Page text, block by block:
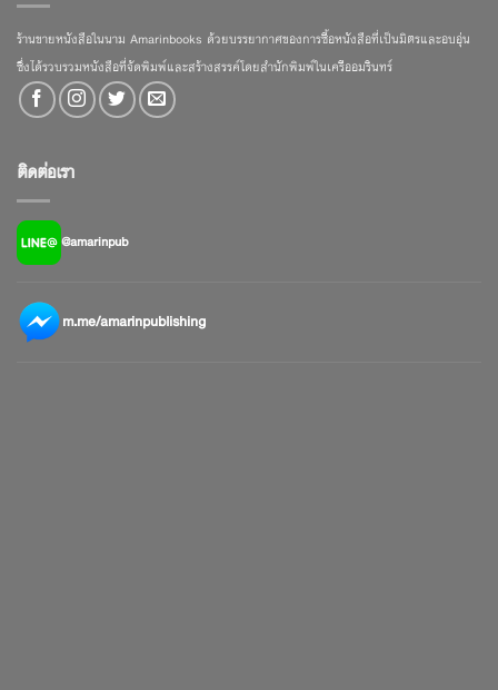
ร้านขายหนังสือในนาม Amarinbooks ด้วยบรรยากาศของการซื้อหนังสือที่เป็นมิตรและอบอุ่น
ซึ่งได้รวบรวมหนังสือที่จัดพิมพ์และสร้างสรรค์โดยสำนักพิมพ์ในเครืออมรินทร์
ติดต่อเรา
@amarinpub
m.me/amarinpublishing